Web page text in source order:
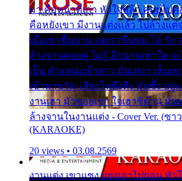
มา คือหน้าที่เก่า หัวใจหล้า คอยไป
คือหยังเขา มีงานแต่งแล้ว ไปล้างแต่
เมื่อเขาชื่นบาน แต่เราขื่นขม โอ้ รัก
ล้างจานคอยคู่ ไม่รู้ อีกนานเท่าใด จ
เป็น ตำแหน่งเจ้าสาว มันเหงา เห็น
เข้าพาขวัญ เสียงโห่ตึงตึง มันซึ้ง อยู่
งานเฮา มัวซอยเขา ใจเฮาซิด้าน มั
ล้างจานในงานแต่ง - Cover Ver. (ซา
(KARAOKE)
20 views • 03.08.2569
งานแต่ง เขาแซง แย่งเอาไปก่อน หั